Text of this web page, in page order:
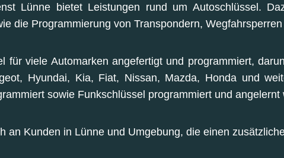
Lünne bietet Leistungen rund um Autoschlüssel.
die Programmierung von Transpondern,
für viele Automarken angefertigt und programmiert,
Hyundai, Kia, Fiat, Nissan, Mazda, Honda und
sowie Funkschlüssel programmiert und angelernt
an Kunden in Lünne und Umgebung, die einen